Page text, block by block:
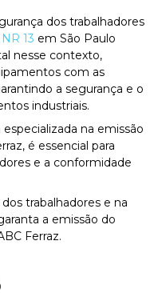
dos trabalhadores
13 em São Paulo
nesse contexto,
com as
a segurança e o
industriais.
na emissão
é essencial para
e a conformidade
trabalhadores e na
a emissão do
Ferraz.